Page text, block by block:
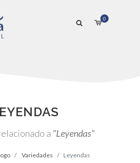
0
a "Leyendas"
Variedades Leyendas